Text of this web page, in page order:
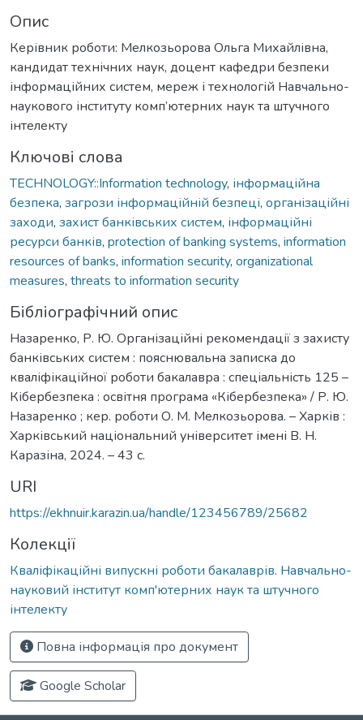
Опис
Керівник роботи: Мелкозьорова Ольга Михайлівна,
кандидат технічних наук, доцент кафедри безпеки
інформаційних систем, мереж і технологій Навчально-
наукового інституту комп’ютерних наук та штучного
інтелекту
Ключові слова
TECHNOLOGY::Information technology, інформаційна
безпека, загрози інформаційній безпеці, організаційні
заходи, захист банківських систем, інформаційні
ресурси банків, protection of banking systems, information
resources of banks, information security, organizational
measures, threats to information security
Бібліографічний опис
Назаренко, Р. Ю. Організаційні рекомендації з захисту
банківських систем : пояснювальна записка до
кваліфікаційної роботи бакалавра : спеціальність 125 –
Кібербезпека : освітня програма «Кібербезпека» / Р. Ю.
Назаренко ; кер. роботи О. М. Мелкозьорова. – Харків :
Харківський національний університет імені В. Н.
Каразіна, 2024. – 43 с.
URI
https://ekhnuir.karazin.ua/handle/123456789/25682
Колекції
Кваліфікаційні випускні роботи бакалаврів. Навчально-
науковий інститут комп'ютерних наук та штучного
інтелекту
Повна інформація про документ
Google Scholar